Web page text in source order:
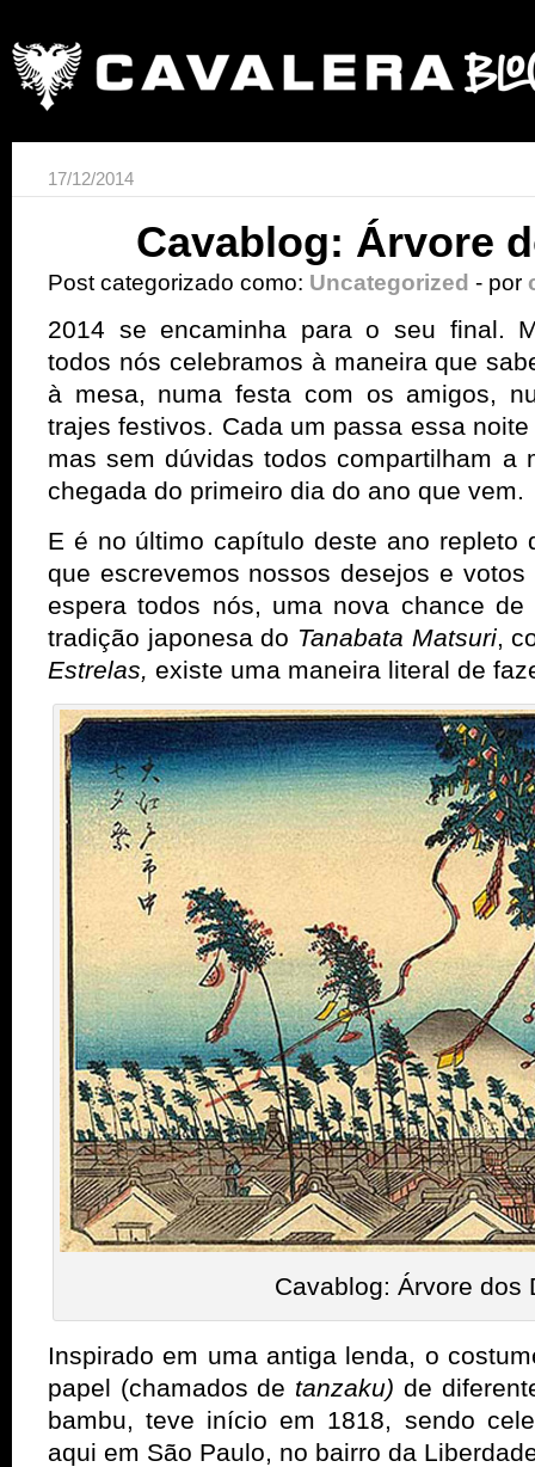
17/12/2014
Cavablog: Árvore
Post categorizado como: Uncategorized - por
2014 se encaminha para o seu final.
todos nós celebramos à maneira que
à mesa, numa festa com os amigos,
trajes festivos. Cada um passa essa
mas sem dúvidas todos compartilham a
chegada do primeiro dia do ano que vem.
E é no último capítulo deste ano repleto
que escrevemos nossos desejos e
espera todos nós, uma nova chance
tradição japonesa do Tanabata Matsuri,
Estrelas, existe uma maneira literal de
Cavablog: Árvore dos
Inspirado em uma antiga lenda, o
papel (chamados de tanzaku) de
bambu, teve início em 1818, sendo
aqui em São Paulo, no bairro da